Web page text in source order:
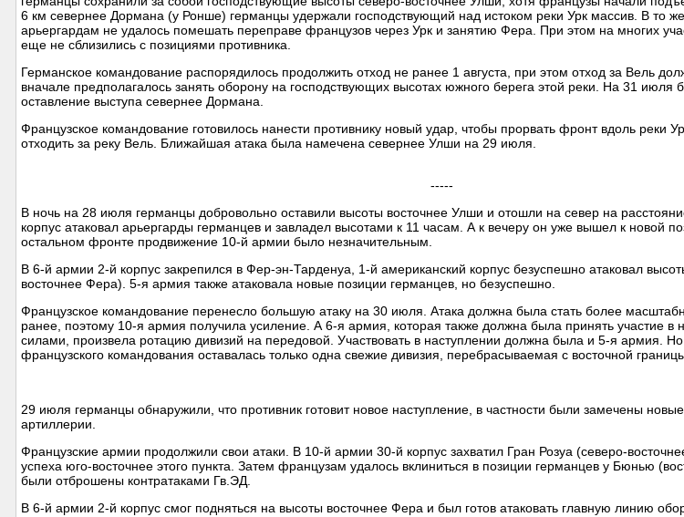
6 км севернее Дормана (у Ронше) германцы удержали господствующий над истоком реки Урк массив. В то
арьергардам не удалось помешать переправе французов через Урк и занятию Фера. При этом на многих
еще не сблизились с позициями противника.
Германское командование распорядилось продолжить отход не ранее 1 августа, при этом отход за Вель
вначале предполагалось занять оборону на господствующих высотах южного берега этой реки. На 31 июля
оставление выступа севернее Дормана.
Французское командование готовилось нанести противнику новый удар, чтобы прорвать фронт вдоль реки
отходить за реку Вель. Ближайшая атака была намечена севернее Улши на 29 июля.
-----
В ночь на 28 июля германцы добровольно оставили высоты восточнее Улши и отошли на север на
корпус атаковал арьергарды германцев и завладел высотами к 11 часам. А к вечеру он уже вышел к новой
остальном фронте продвижение 10-й армии было незначительным.
В 6-й армии 2-й корпус закрепился в Фер-эн-Тарденуа, 1-й американский корпус безуспешно атаковал
восточнее Фера). 5-я армия также атаковала новые позиции германцев, но безуспешно.
Французское командование перенесло большую атаку на 30 июля. Атака должна была стать более
ранее, поэтому 10-я армия получила усиление. А 6-я армия, которая также должна была принять участие в
силами, произвела ротацию дивизий на передовой. Участвовать в наступлении должна была и 5-я армия.
французского командования оставалась только одна свежие дивизия, перебрасываемая с восточной
29 июля германцы обнаружили, что противник готовит новое наступление, в частности были замечены
артиллерии.
Французские армии продолжили свои атаки. В 10-й армии 30-й корпус захватил Гран Розуа (северо-
успеха юго-восточнее этого пункта. Затем французам удалось вклиниться в позиции германцев у Бюнью
были отброшены контратаками Гв.ЭД.
В 6-й армии 2-й корпус смог подняться на высоты восточнее Фера и был готов атаковать главную линию